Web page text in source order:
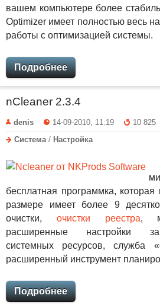
вашем компьютере более
Optimizer имеет полностью весь
работы с оптимизацией системы.
Подробнее
nCleaner 2.3.4
denis 14-09-2010, 11:19
10 825
Система / Настройка
бесплатная программка,
размере имеет более 9
очистки, очистки реестра,
расширенные настройки
системных ресурсов, служба
расширенный инструмент
Подробнее